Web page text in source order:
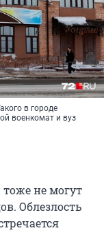
в городе
военкомат и вуз
не могут
Облезлость